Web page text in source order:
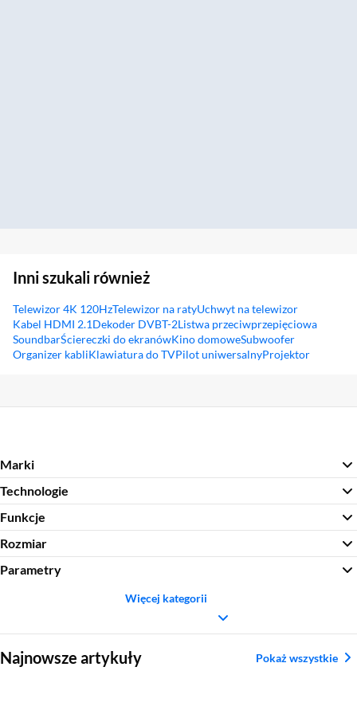
Inni szukali również
Telewizor 4K 120HzTelewizor na ratyUchwyt na telewizor
Kabel HDMI 2.1Dekoder DVBT-2Listwa przeciwprzepięciowa
SoundbarŚciereczki do ekranówKino domoweSubwoofer
Organizer kabliKlawiatura do TVPilot uniwersalnyProjektor
Marki
Technologie
Funkcje
Rozmiar
Parametry
Więcej kategorii
Najnowsze artykuły Pokaż wszystkie